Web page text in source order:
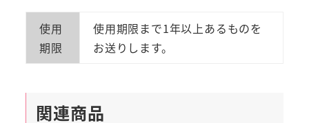
使用
期限
使用期限まで1年以上あるものを
お送りします。
関連商品